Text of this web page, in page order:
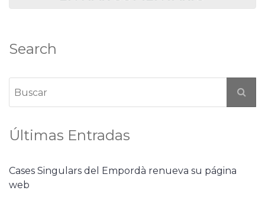
Search
Últimas Entradas
Cases Singulars del Empordà renueva su página
web